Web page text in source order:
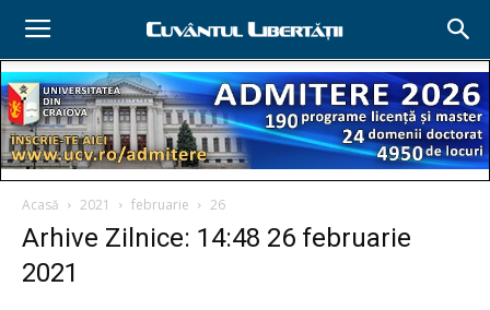
Acasă 2021 februarie 26
Arhive Zilnice: 14:48 26 februarie
2021